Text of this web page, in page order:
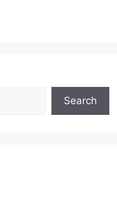
Search